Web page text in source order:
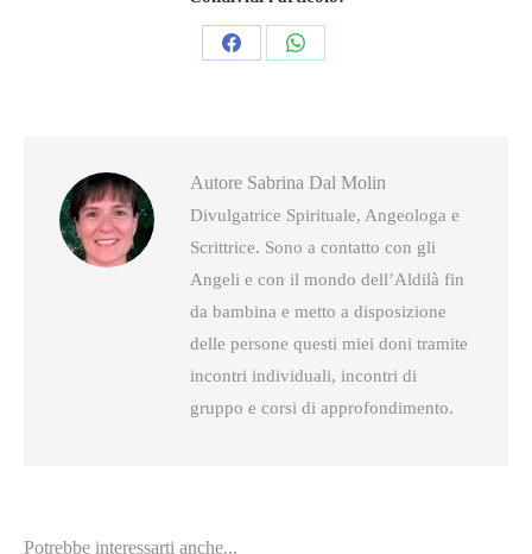
CondividiCondividi
Autore Sabrina Dal Molin
Divulgatrice Spirituale, Angeologa e
Scrittrice. Sono a contatto con gli
Angeli e con il mondo dell’Aldilà fin
da bambina e metto a disposizione
delle persone questi miei doni tramite
incontri individuali, incontri di
gruppo e corsi di approfondimento.
Potrebbe interessarti anche...